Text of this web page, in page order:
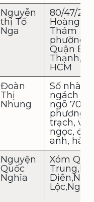
Nguyễn
thị Tố
Nga
80/47/21
Hoàng
Thám
phường 7
Quận
Thạnh, tp
HCM
Đoàn
Thị
Nhung
Số nhà 5,
ngách
ngõ 70,
phương
trạch,
ngọc,
anh, hà
Nguyện
Quốc
Nghĩa
Xóm